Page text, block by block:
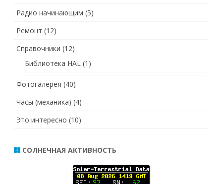
Радио начинающим (5)
Ремонт (12)
Справочники (12)
Библиотека HAL (1)
Фотогалерея (40)
Часы (механика) (4)
Это интересно (10)
СОЛНЕЧНАЯ АКТИВНОСТЬ